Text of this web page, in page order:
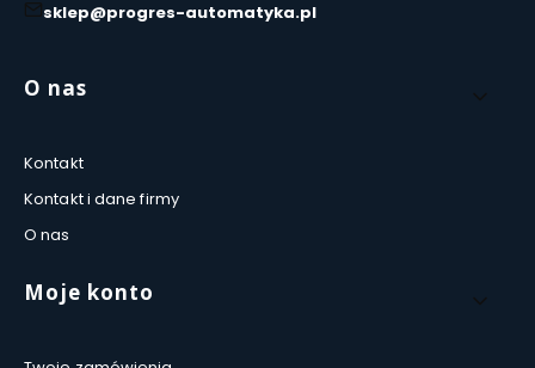
sklep@progres-automatyka.pl
Linki w stopce
O nas
Kontakt
Kontakt i dane firmy
O nas
Moje konto